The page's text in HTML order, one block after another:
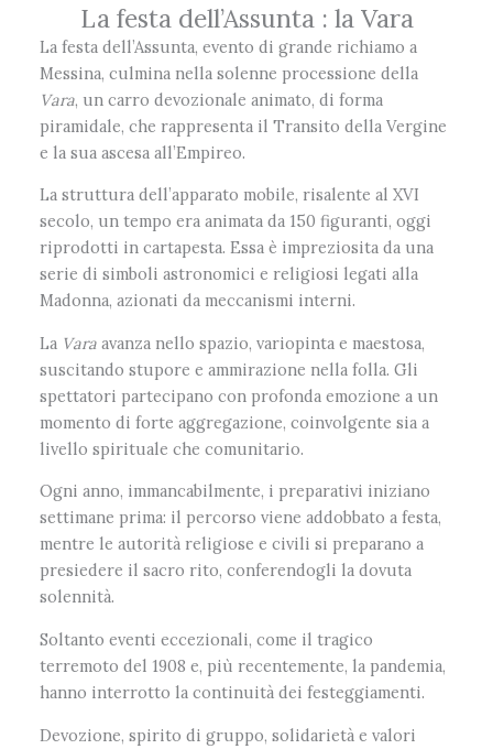
La festa dell’Assunta : la Vara
La festa dell’Assunta, evento di grande richiamo a
Messina, culmina nella solenne processione della
Vara, un carro devozionale animato, di forma
piramidale, che rappresenta il Transito della Vergine
e la sua ascesa all’Empireo.
La struttura dell’apparato mobile, risalente al XVI
secolo, un tempo era animata da 150 figuranti, oggi
riprodotti in cartapesta. Essa è impreziosita da una
serie di simboli astronomici e religiosi legati alla
Madonna, azionati da meccanismi interni.
La Vara avanza nello spazio, variopinta e maestosa,
suscitando stupore e ammirazione nella folla. Gli
spettatori partecipano con profonda emozione a un
momento di forte aggregazione, coinvolgente sia a
livello spirituale che comunitario.
Ogni anno, immancabilmente, i preparativi iniziano
settimane prima: il percorso viene addobbato a festa,
mentre le autorità religiose e civili si preparano a
presiedere il sacro rito, conferendogli la dovuta
solennità.
Soltanto eventi eccezionali, come il tragico
terremoto del 1908 e, più recentemente, la pandemia,
hanno interrotto la continuità dei festeggiamenti.
Devozione, spirito di gruppo, solidarietà e valori